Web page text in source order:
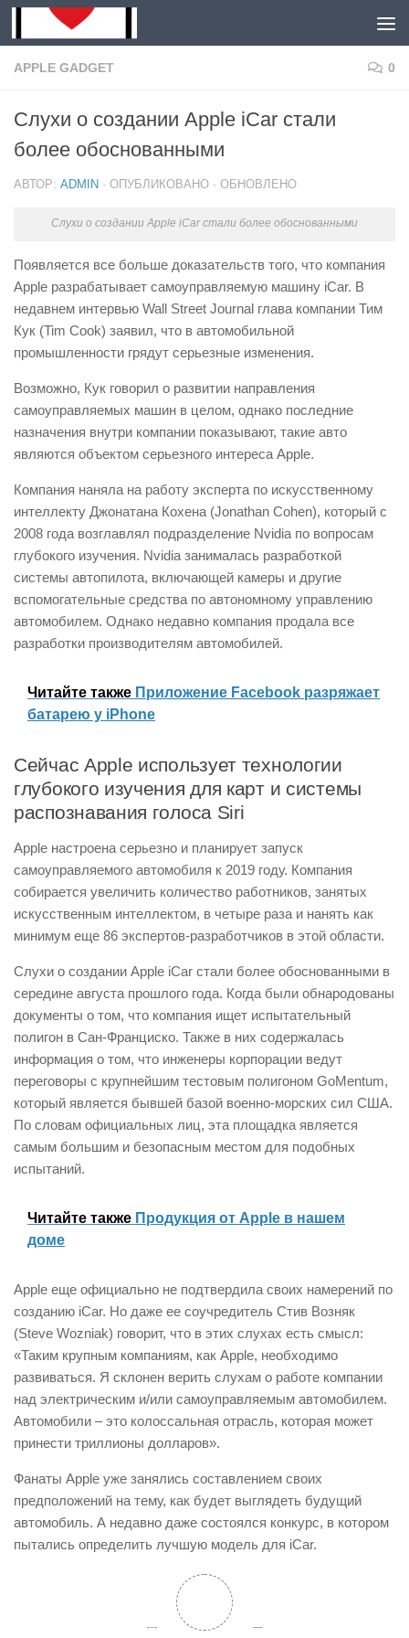
Skip to content
APPLE GADGET 0
Слухи о создании Apple iCar стали
более обоснованными
АВТОР: ADMIN · ОПУБЛИКОВАНО · ОБНОВЛЕНО
Слухи о создании Apple iCar стали более обоснованными
Появляется все больше доказательств того, что компания
Apple разрабатывает самоуправляемую машину iCar. В
недавнем интервью Wall Street Journal глава компании Тим
Кук (Tim Cook) заявил, что в автомобильной
промышленности грядут серьезные изменения.
Возможно, Кук говорил о развитии направления
самоуправляемых машин в целом, однако последние
назначения внутри компании показывают, такие авто
являются объектом серьезного интереса Apple.
Компания наняла на работу эксперта по искусственному
интеллекту Джонатана Кохена (Jonathan Cohen), который с
2008 года возглавлял подразделение Nvidia по вопросам
глубокого изучения. Nvidia занималась разработкой
системы автопилота, включающей камеры и другие
вспомогательные средства по автономному управлению
автомобилем. Однако недавно компания продала все
разработки производителям автомобилей.
Читайте также Приложение Facebook разряжает
батарею у iPhone
Сейчас Apple использует технологии
глубокого изучения для карт и системы
распознавания голоса Siri
Apple настроена серьезно и планирует запуск
самоуправляемого автомобиля к 2019 году. Компания
собирается увеличить количество работников, занятых
искусственным интеллектом, в четыре раза и нанять как
минимум еще 86 экспертов-разработчиков в этой области.
Слухи о создании Apple iCar стали более обоснованными в
середине августа прошлого года. Когда были обнародованы
документы о том, что компания ищет испытательный
полигон в Сан-Франциско. Также в них содержалась
информация о том, что инженеры корпорации ведут
переговоры с крупнейшим тестовым полигоном GoMentum,
который является бывшей базой военно-морских сил США.
По словам официальных лиц, эта площадка является
самым большим и безопасным местом для подобных
испытаний.
Читайте также Продукция от Apple в нашем
доме
Apple еще официально не подтвердила своих намерений по
созданию iCar. Но даже ее соучредитель Стив Возняк
(Steve Wozniak) говорит, что в этих слухах есть смысл:
«Таким крупным компаниям, как Apple, необходимо
развиваться. Я склонен верить слухам о работе компании
над электрическим и/или самоуправляемым автомобилем.
Автомобили – это колоссальная отрасль, которая может
принести триллионы долларов».
Фанаты Apple уже занялись составлением своих
предположений на тему, как будет выглядеть будущий
автомобиль. А недавно даже состоялся конкурс, в котором
пытались определить лучшую модель для iCar.